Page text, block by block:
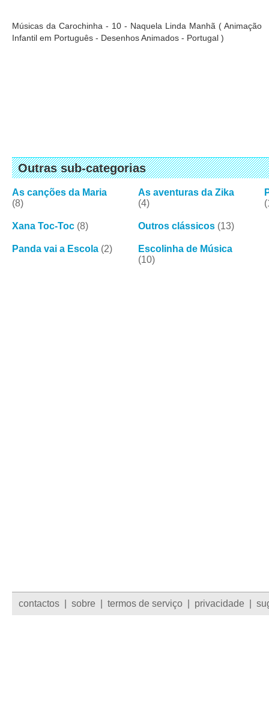
Músicas da Carochinha - 10 - Naquela Linda Manhã ( Animação
Infantil em Português - Desenhos Animados - Portugal )
Outras sub-categorias
As canções da Maria
(8)
Xana Toc-Toc (8)
Panda vai a Escola (2)
As aventuras da Zika
(4)
Outros clássicos (13)
Escolinha de Música
(10)
contactos sobre termos de serviço privacidade